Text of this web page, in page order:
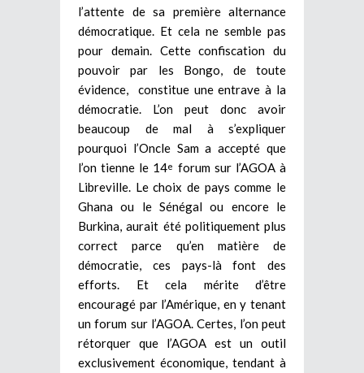
l’attente de sa première alternance
démocratique. Et cela ne semble pas
pour demain. Cette confiscation du
pouvoir par les Bongo, de toute
évidence, constitue une entrave à la
démocratie. L’on peut donc avoir
beaucoup de mal à s’expliquer
pourquoi l’Oncle Sam a accepté que
l’on tienne le 14e forum sur l’AGOA à
Libreville. Le choix de pays comme le
Ghana ou le Sénégal ou encore le
Burkina, aurait été politiquement plus
correct parce qu’en matière de
démocratie, ces pays-là font des
efforts. Et cela mérite d’être
encouragé par l’Amérique, en y tenant
un forum sur l’AGOA. Certes, l’on peut
rétorquer que l’AGOA est un outil
exclusivement économique, tendant à